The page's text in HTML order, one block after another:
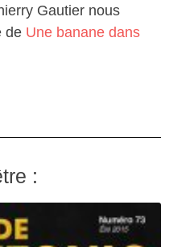
Gautier nous
de Une banane dans
: